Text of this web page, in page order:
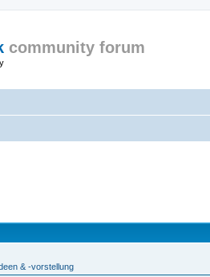
community forum
& -vorstellung